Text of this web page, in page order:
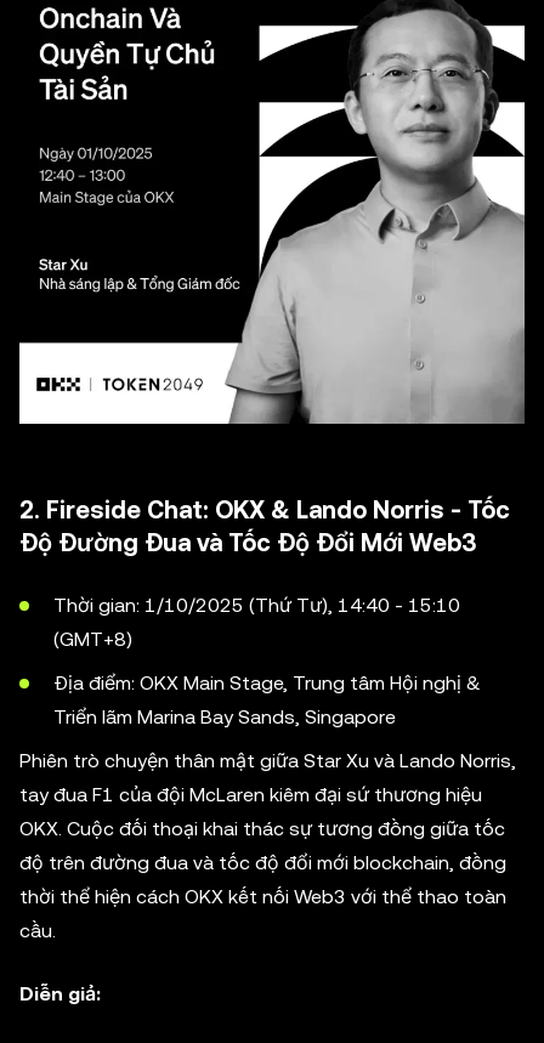
2. Fireside Chat: OKX & Lando Norris - Tốc
Độ Đường Đua và Tốc Độ Đổi Mới Web3
Thời gian: 1/10/2025 (Thứ Tư), 14:40 - 15:10
(GMT+8)
Địa điểm: OKX Main Stage, Trung tâm Hội nghị &
Triển lãm Marina Bay Sands, Singapore
Phiên trò chuyện thân mật giữa Star Xu và Lando Norris,
tay đua F1 của đội McLaren kiêm đại sứ thương hiệu
OKX. Cuộc đối thoại khai thác sự tương đồng giữa tốc
độ trên đường đua và tốc độ đổi mới blockchain, đồng
thời thể hiện cách OKX kết nối Web3 với thể thao toàn
cầu.
Diễn giả: